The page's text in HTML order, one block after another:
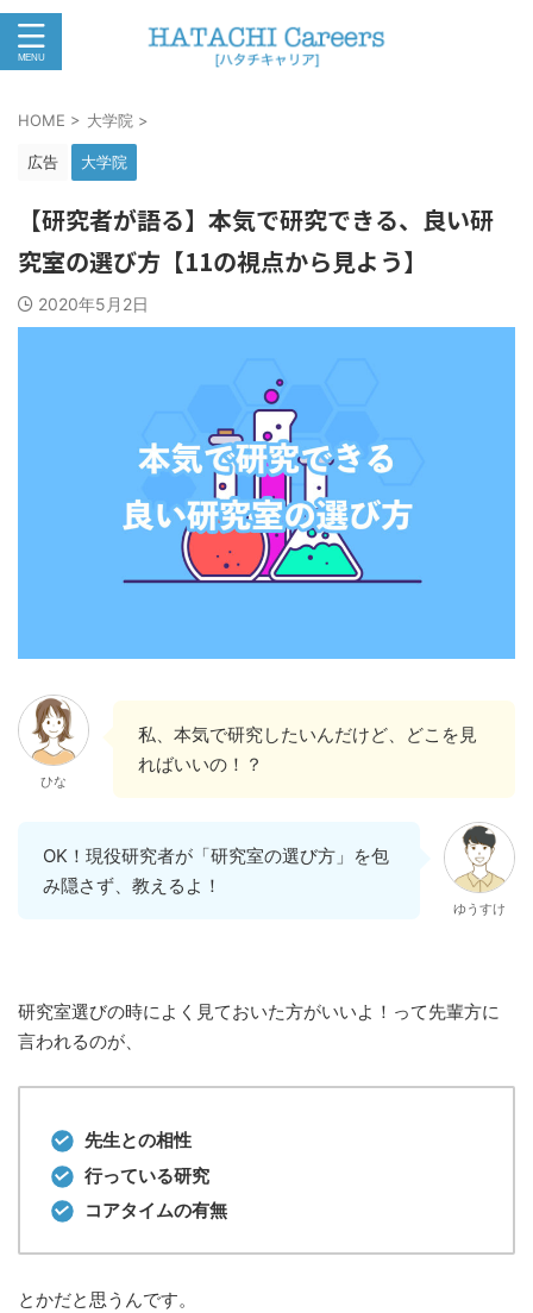
HOME > 大学院 >
広告 大学院
【研究者が語る】本気で研究できる、良い研
究室の選び方【11の視点から見よう】
2020年5月2日
ひな
私、本気で研究したいんだけど、どこを見
ればいいの！？
OK！現役研究者が「研究室の選び方」を包
み隠さず、教えるよ！
ゆうすけ
研究室選びの時によく見ておいた方がいいよ！って先輩方に
言われるのが、
先生との相性
行っている研究
コアタイムの有無
とかだと思うんです。